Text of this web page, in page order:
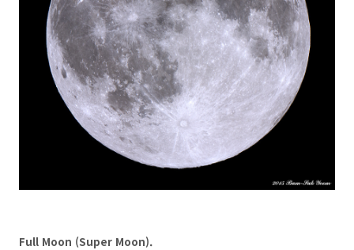
Full Moon (Super Moon).